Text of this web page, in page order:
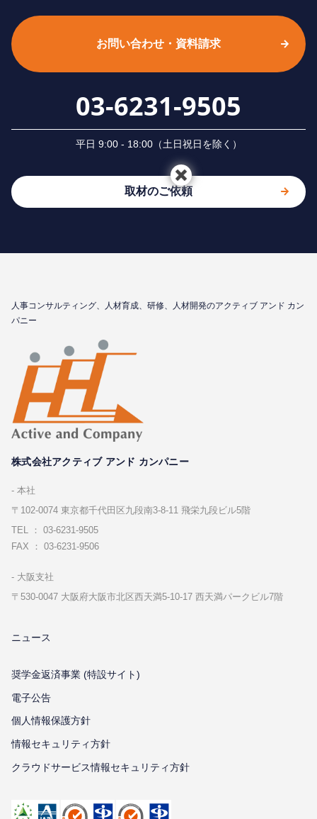
お問い合わせ・資料請求
03-6231-9505
平⽇ 9:00 - 18:00（⼟⽇祝⽇を除く）
取材のご依頼
⼈事コンサルティング、⼈材育成、研修、⼈材開発のアクティブ アンド カン
パニー
株式会社アクティブ アンド カンパニー
本社
〒102-0074 東京都千代⽥区九段南3-8-11 飛栄九段ビル5階
TEL ： 03-6231-9505
FAX ： 03-6231-9506
⼤阪⽀社
〒530-0047 ⼤阪府⼤阪市北区⻄天満5-10-17 ⻄天満パークビル7階
ニュース
奨学金返済事業 (特設サイト)
電子公告
個⼈情報保護⽅針
情報セキュリティ⽅針
クラウドサービス情報セキュリティ方針